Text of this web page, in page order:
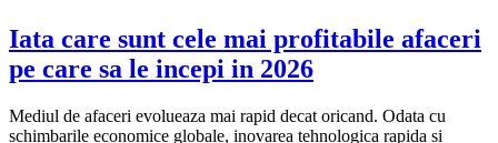
Iata care sunt cele mai profitabile afaceri
pe care sa le incepi in 2026
Mediul de afaceri evolueaza mai rapid decat oricand. Odata cu
schimbarile economice globale, inovarea tehnologica rapida si